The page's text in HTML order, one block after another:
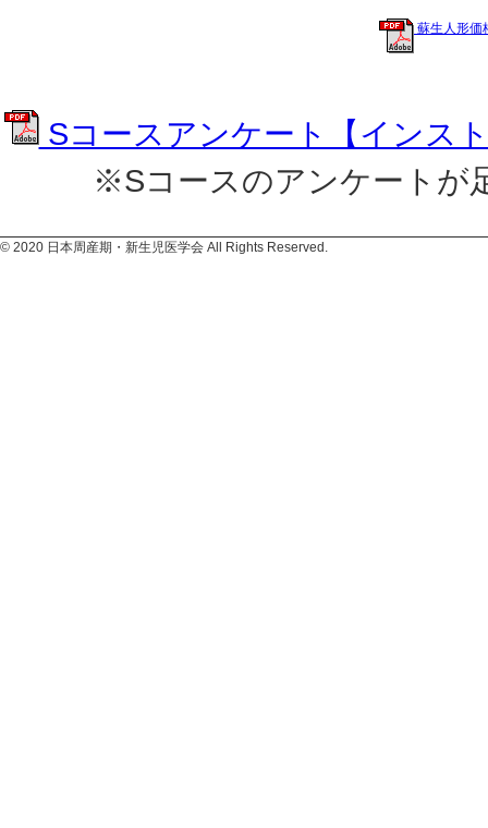
蘇生人形価
Sコースアンケート【インス
※Sコースのアンケートが
© 2020 日本周産期・新生児医学会 All Rights Reserved.